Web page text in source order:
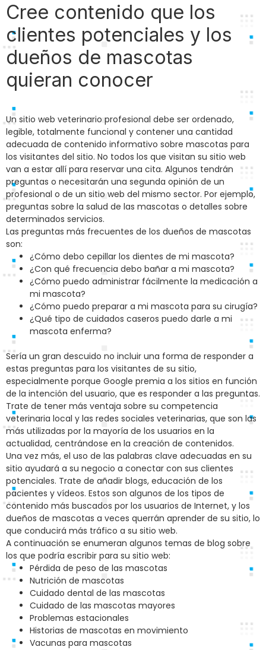
Cree contenido que los
clientes potenciales y los
dueños de mascotas
quieran conocer
Un sitio web veterinario profesional debe ser ordenado,
legible, totalmente funcional y contener una cantidad
adecuada de contenido informativo sobre mascotas para
los visitantes del sitio. No todos los que visitan su sitio web
van a estar allí para reservar una cita. Algunos tendrán
preguntas o necesitarán una segunda opinión de un
profesional o de un sitio web del mismo sector. Por ejemplo,
preguntas sobre la salud de las mascotas o detalles sobre
determinados servicios.
Las preguntas más frecuentes de los dueños de mascotas
son:
¿Cómo debo cepillar los dientes de mi mascota?
¿Con qué frecuencia debo bañar a mi mascota?
¿Cómo puedo administrar fácilmente la medicación a
mi mascota?
¿Cómo puedo preparar a mi mascota para su cirugía?
¿Qué tipo de cuidados caseros puedo darle a mi
mascota enferma?
Sería un gran descuido no incluir una forma de responder a
estas preguntas para los visitantes de su sitio,
especialmente porque Google premia a los sitios en función
de la intención del usuario, que es responder a las preguntas.
Trate de tener más ventaja sobre su competencia
veterinaria local y las redes sociales veterinarias, que son las
más utilizadas por la mayoría de los usuarios en la
actualidad, centrándose en la creación de contenidos.
Una vez más, el uso de las palabras clave adecuadas en su
sitio ayudará a su negocio a conectar con sus clientes
potenciales. Trate de añadir blogs, educación de los
pacientes y vídeos. Estos son algunos de los tipos de
contenido más buscados por los usuarios de Internet, y los
dueños de mascotas a veces querrán aprender de su sitio, lo
que conducirá más tráfico a su sitio web.
A continuación se enumeran algunos temas de blog sobre
los que podría escribir para su sitio web:
Pérdida de peso de las mascotas
Nutrición de mascotas
Cuidado dental de las mascotas
Cuidado de las mascotas mayores
Problemas estacionales
Historias de mascotas en movimiento
Vacunas para mascotas